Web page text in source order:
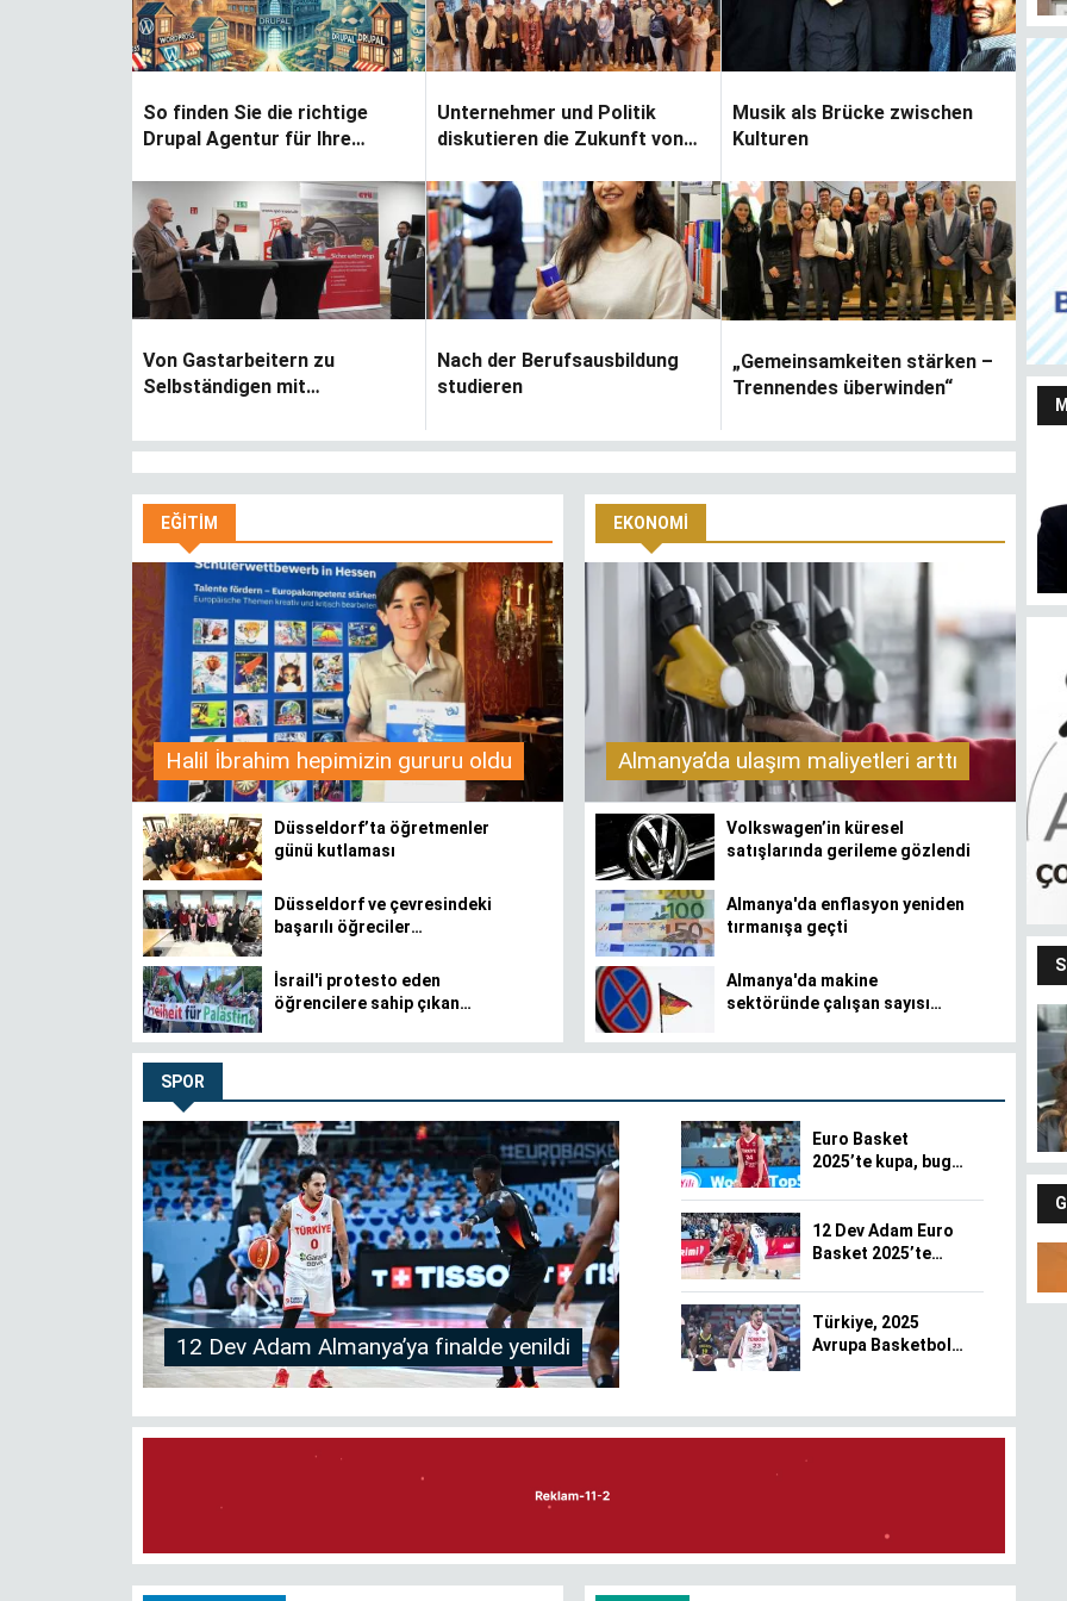
So finden Sie die richtige
Drupal Agentur für Ihre
Unternehmer und Politik
diskutieren die Zukunft von
Unternehmertum
Musik als Brücke zwischen
Kulturen
Von Gastarbeitern zu
Selbständigen mit
Nach der Berufsausbildung
studieren
„Gemeinsamkeiten stärken –
Trennendes überwinden“
EĞITIM
Halil İbrahim hepimizin gururu oldu
Düsseldorf’ta öğretmenler
günü kutlaması
Düsseldorf ve çevresindeki
başarılı öğreciler
İsrail'i protesto eden
öğrencilere sahip çıkan
EKONOMI
Almanya’da ulaşım maliyetleri arttı
Volkswagen’in küresel
satışlarında gerileme gözlendi
Almanya'da enflasyon yeniden
tırmanışa geçti
Almanya'da makine
sektöründe çalışan sayısı
SPOR
12 Dev Adam Almanya’ya finalde yenildi
Euro Basket
2025’te kupa, bugün
12 Dev Adam Euro
Basket 2025’te
Türkiye, 2025
Avrupa Basketbol
yükseldi
Almanya’da taşınmaz satmayı ve almayı
düşünenler bu haberi okusun
Kündigung während der
Corona-Krise?
Yaşarken efsaneleşen
Almanya Türk Toplumu
veremiyorsan, ilham
Yapraklar terkedince
Fındıkların keyfi